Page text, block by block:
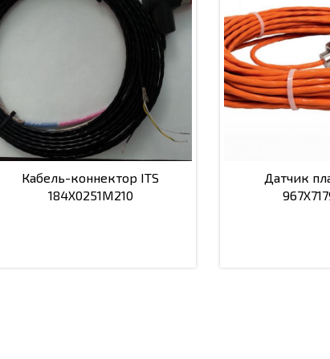
Кабель-коннектор ITS
184X0251M210
Датчик